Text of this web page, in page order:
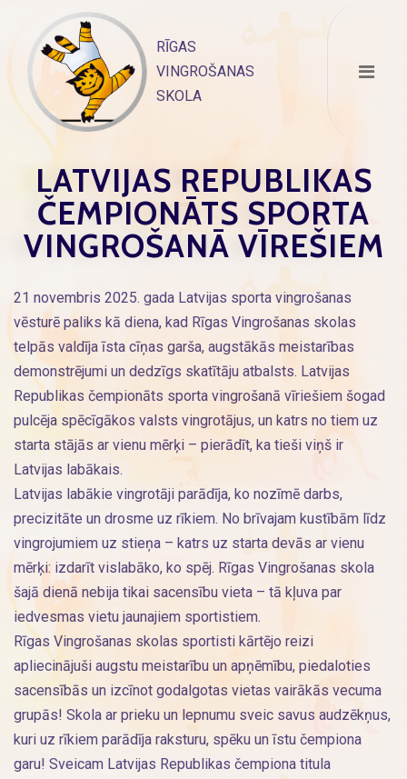
content
RĪGAS
VINGROŠANAS
SKOLA
LATVIJAS REPUBLIKAS
ČEMPIONĀTS SPORTA
VINGROŠANĀ VĪREŠIEM
21 novembris 2025. gada Latvijas sporta vingrošanas
vēsturē paliks kā diena, kad Rīgas Vingrošanas skolas
telpās valdīja īsta cīņas garša, augstākās meistarības
demonstrējumi un dedzīgs skatītāju atbalsts. Latvijas
Republikas čempionāts sporta vingrošanā vīriešiem šogad
pulcēja spēcīgākos valsts vingrotājus, un katrs no tiem uz
starta stājās ar vienu mērķi – pierādīt, ka tieši viņš ir
Latvijas labākais.
Latvijas labākie vingrotāji parādīja, ko nozīmē darbs,
precizitāte un drosme uz rīkiem. No brīvajam kustībām līdz
vingrojumiem uz stieņa – katrs uz starta devās ar vienu
mērķi: izdarīt vislabāko, ko spēj. Rīgas Vingrošanas skola
šajā dienā nebija tikai sacensību vieta – tā kļuva par
iedvesmas vietu jaunajiem sportistiem.
Rīgas Vingrošanas skolas sportisti kārtējo reizi
apliecinājuši augstu meistarību un apņēmību, piedaloties
sacensībās un izcīnot godalgotas vietas vairākās vecuma
grupās! Skola ar prieku un lepnumu sveic savus audzēkņus,
kuri uz rīkiem parādīja raksturu, spēku un īstu čempiona
garu! Sveicam Latvijas Republikas čempiona titula